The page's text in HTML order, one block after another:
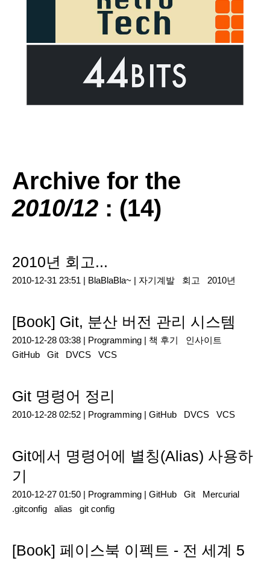
Archive for the
2010/12 : (14)
2010년 회고...
2010-12-31 23:51 | BlaBlaBla~ | 자기계발 회고 2010년
[Book] Git, 분산 버전 관리 시스템
2010-12-28 03:38 | Programming | 책 후기
인사이트
GitHub
Git DVCS VCS
Git 명령어 정리
2010-12-28 02:52 | Programming | GitHub DVCS VCS
Git에서 명령어에 별칭(Alias) 사용하
기
2010-12-27 01:50 | Programming | GitHub Git
Mercurial
.gitconfig
alias git config
[Book] 페이스북 이펙트 - 전 세계 5